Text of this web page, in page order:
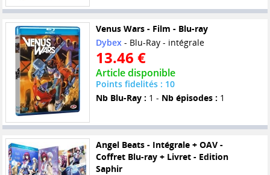
Venus Wars - Film - Blu-ray
Dybex - Blu-Ray - intégrale
13.46 €
Article disponible
Points fidelités : 10
Nb Blu-Ray : 1 - Nb épisodes : 1
Angel Beats - Intégrale + OAV -
Coffret Blu-ray + Livret - Edition
Saphir